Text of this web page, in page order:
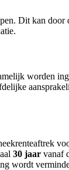
Dit kan door
worden
30 jaar vanaf
wordt